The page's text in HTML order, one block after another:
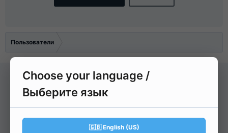
Пользователи
R
rndr
Choose your language /
Выберите язык
🇬🇧 English (US)